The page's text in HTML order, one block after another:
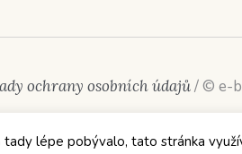
ochrany osobních údajů/ © e-
lépe pobývalo, tato stránka